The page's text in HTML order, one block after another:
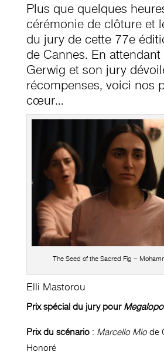
Plus que quelques
cérémonie de clôture et
du jury de cette 77e
de Cannes. En
Gerwig et son jury
récompenses, voici nos
cœur…
The Seed of the Sacred Fig –
Elli Mastorou
Prix spécial du jury pour
Prix du scénario: Marcello Mio de
Honoré